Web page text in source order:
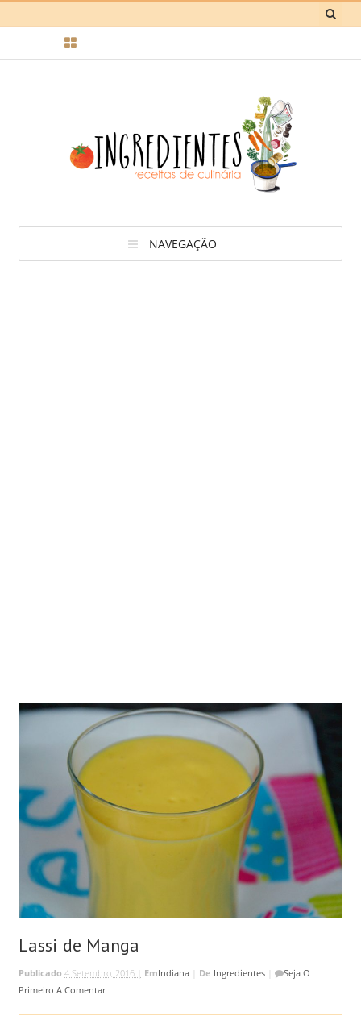
NAVEGAÇÃO
Lassi de Manga
Publicado 4 Setembro, 2016 | EmIndiana| De Ingredientes|
Seja O
Primeiro A Comentar